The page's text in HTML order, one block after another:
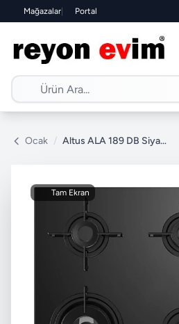
Mağazalar| Portal
Ocak / Altus ALA 189 DB Siyah Wok Gözlü Cam Ankastre Ocak
Tam Ekran